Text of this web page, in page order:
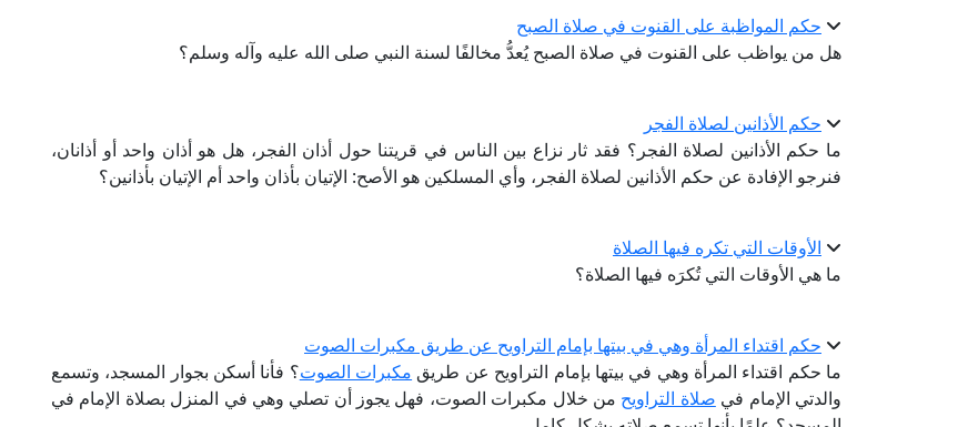
حكم المواظبة على القنوت في صلاة الصبح
هل من يواظب على القنوت في صلاة الصبح يُعدُّ مخالفًا لسنة النبي صلى الله عليه وآله وسلم؟
حكم الأذانين لصلاة الفجر
ما حكم الأذانين لصلاة الفجر؟ فقد ثار نزاع بين الناس في قريتنا حول أذان الفجر، هل هو أذان واحد أو أذانان،
فنرجو الإفادة عن حكم الأذانين لصلاة الفجر، وأي المسلكين هو الأصح: الإتيان بأذان واحد أم الإتيان بأذانين؟
الأوقات التي تكره فيها الصلاة
ما هي الأوقات التي تُكرَه فيها الصلاة؟
حكم اقتداء المرأة وهي في بيتها بإمام التراويح عن طريق مكبرات الصوت
ما حكم اقتداء المرأة وهي في بيتها بإمام التراويح عن طريق مكبرات الصوت؟ فأنا أسكن بجوار المسجد، وتسمع
والدتي الإمام في صلاة التراويح من خلال مكبرات الصوت، فهل يجوز أن تصلي وهي في المنزل بصلاة الإمام في